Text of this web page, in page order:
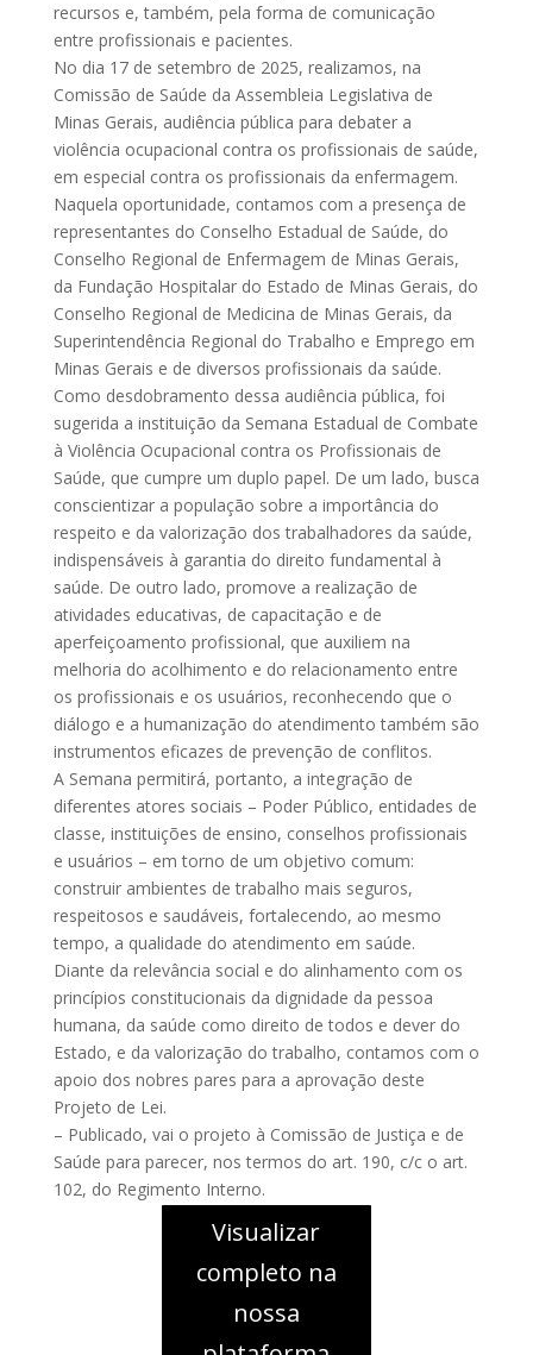
recursos e, também, pela forma de comunicação
entre profissionais e pacientes.
No dia 17 de setembro de 2025, realizamos, na
Comissão de Saúde da Assembleia Legislativa de
Minas Gerais, audiência pública para debater a
violência ocupacional contra os profissionais de saúde,
em especial contra os profissionais da enfermagem.
Naquela oportunidade, contamos com a presença de
representantes do Conselho Estadual de Saúde, do
Conselho Regional de Enfermagem de Minas Gerais,
da Fundação Hospitalar do Estado de Minas Gerais, do
Conselho Regional de Medicina de Minas Gerais, da
Superintendência Regional do Trabalho e Emprego em
Minas Gerais e de diversos profissionais da saúde.
Como desdobramento dessa audiência pública, foi
sugerida a instituição da Semana Estadual de Combate
à Violência Ocupacional contra os Profissionais de
Saúde, que cumpre um duplo papel. De um lado, busca
conscientizar a população sobre a importância do
respeito e da valorização dos trabalhadores da saúde,
indispensáveis à garantia do direito fundamental à
saúde. De outro lado, promove a realização de
atividades educativas, de capacitação e de
aperfeiçoamento profissional, que auxiliem na
melhoria do acolhimento e do relacionamento entre
os profissionais e os usuários, reconhecendo que o
diálogo e a humanização do atendimento também são
instrumentos eficazes de prevenção de conflitos.
A Semana permitirá, portanto, a integração de
diferentes atores sociais – Poder Público, entidades de
classe, instituições de ensino, conselhos profissionais
e usuários – em torno de um objetivo comum:
construir ambientes de trabalho mais seguros,
respeitosos e saudáveis, fortalecendo, ao mesmo
tempo, a qualidade do atendimento em saúde.
Diante da relevância social e do alinhamento com os
princípios constitucionais da dignidade da pessoa
humana, da saúde como direito de todos e dever do
Estado, e da valorização do trabalho, contamos com o
apoio dos nobres pares para a aprovação deste
Projeto de Lei.
– Publicado, vai o projeto à Comissão de Justiça e de
Saúde para parecer, nos termos do art. 190, c/c o art.
102, do Regimento Interno.
Visualizar
completo na
nossa